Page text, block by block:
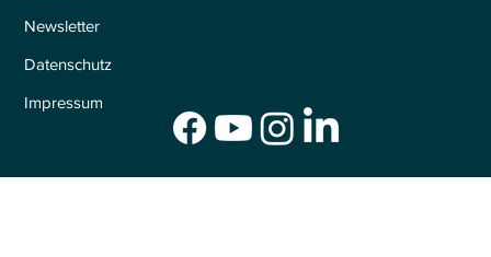
Newsletter
Datenschutz
Impressum